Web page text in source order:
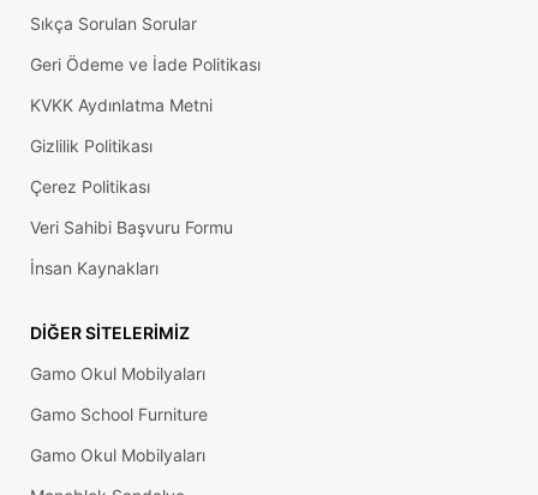
Sıkça Sorulan Sorular
Geri Ödeme ve İade Politikası
KVKK Aydınlatma Metni
Gizlilik Politikası
Çerez Politikası
Veri Sahibi Başvuru Formu
İnsan Kaynakları
DIĞER SITELERIMIZ
Gamo Okul Mobilyaları
Gamo School Furniture
Gamo Okul Mobilyaları